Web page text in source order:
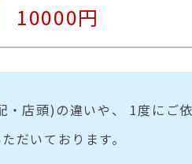
10000円
店頭)の違いや、 1度にご
だいております。